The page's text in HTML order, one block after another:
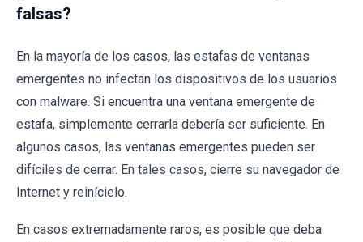
falsas?
En la mayoría de los casos, las estafas de ventanas
emergentes no infectan los dispositivos de los usuarios
con malware. Si encuentra una ventana emergente de
estafa, simplemente cerrarla debería ser suficiente. En
algunos casos, las ventanas emergentes pueden ser
difíciles de cerrar. En tales casos, cierre su navegador de
Internet y reinícielo.
En casos extremadamente raros, es posible que deba